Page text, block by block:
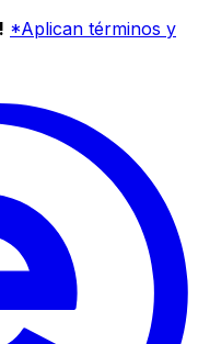
*Aplican términos y